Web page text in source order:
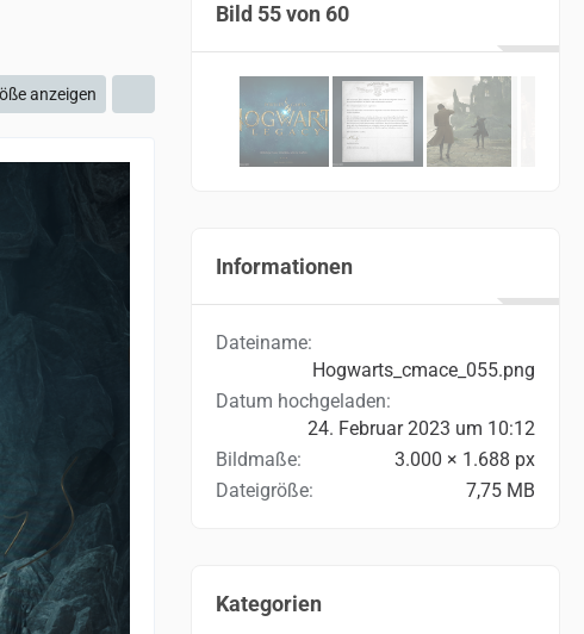
anzeigen
Bild 55 von 60
Informationen
Dateiname
Hogwarts_cmace_055.png
Datum hochgeladen
24. Februar 2023 um 10:12
Bildmaße
3.000 × 1.688 px
Dateigröße
7,75 MB
Kategorien